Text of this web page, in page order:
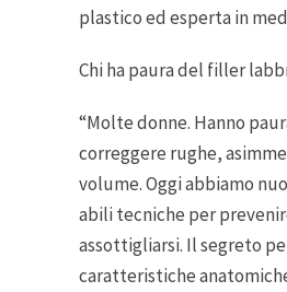
plastico ed esperta in
Chi ha paura del filler
“Molte donne. Hanno
correggere rughe,
volume. Oggi abbiamo
abili tecniche per
assottigliarsi. Il segreto
caratteristiche